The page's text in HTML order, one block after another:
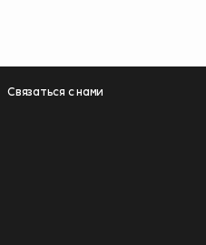
Связаться с нами